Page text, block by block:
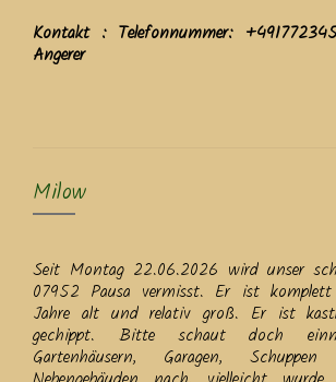
Kontakt : Telefonnummer:
Angerer
Milow
Seit Montag 22.06.2026 wird unser
07952 Pausa vermisst. Er ist
Jahre alt und relativ groß. Er ist
gechippt. Bitte schaut doch
Gartenhäusern, Garagen,